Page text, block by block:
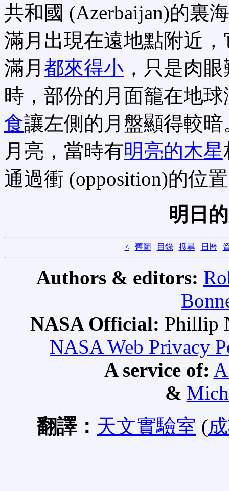
共和國 (Azerbaijan)的裏
滿月出現在遠地點附近
滿月 都來得小 ，只是肉
時，部份的月面籠在地球
食讓左側的月盤顯得較
月亮，當時有明亮的木星
通過衝 (opposition)的位
明日
<| 舊圖 | 目錄| 搜尋| 日曆 |
Authors & editors:
NASA Official: Phillip
NASA Web Privacy
A service of:
&
翻譯： 天文實驗室 (